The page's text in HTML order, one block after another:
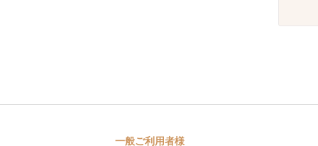
一般ご利用者様